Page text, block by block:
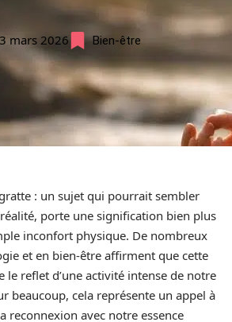
mars 2026 Bien-être
: un sujet qui pourrait sembler
porte une signification bien plus
inconfort physique. De nombreux
et en bien-être affirment que cette
le reflet d’une activité intense de notre
beaucoup, cela représente un appel à
reconnexion avec notre essence